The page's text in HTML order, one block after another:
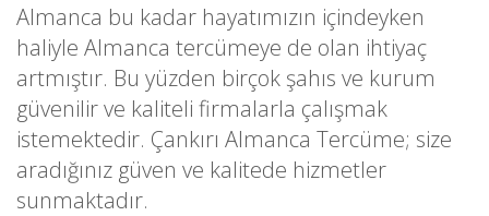
Almanca bu kadar hayatımızın içindeyken
haliyle Almanca tercümeye de olan ihtiyaç
artmıştır. Bu yüzden birçok şahıs ve kurum
güvenilir ve kaliteli firmalarla çalışmak
istemektedir. Çankırı Almanca Tercüme; size
aradığınız güven ve kalitede hizmetler
sunmaktadır.